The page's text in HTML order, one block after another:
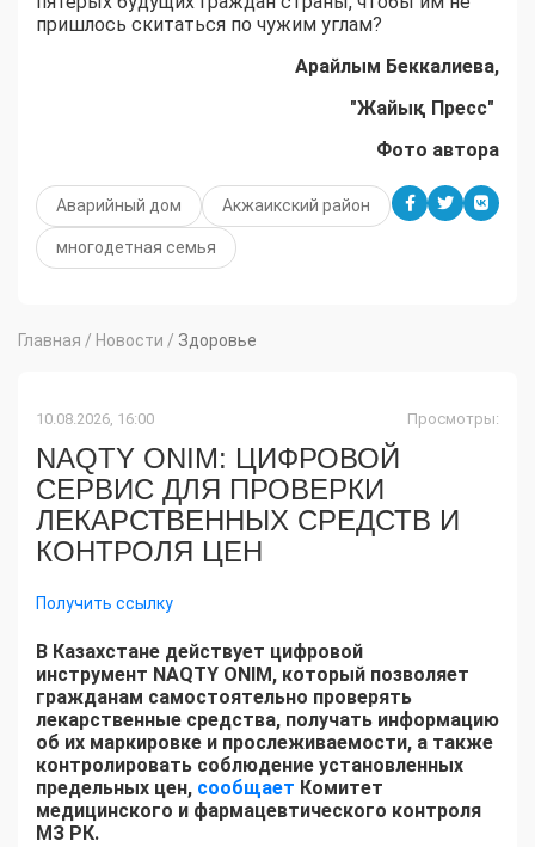
пришлось скитаться по чужим углам?
Арайлым Беккалиева,
"Жайық Пресс"
Фото автора
Аварийный дом Акжаикский район
многодетная семья
Главная / Новости / Здоровье
10.08.2026, 16:00 Просмотры:
NAQTY ONIM: ЦИФРОВОЙ
СЕРВИС ДЛЯ ПРОВЕРКИ
ЛЕКАРСТВЕННЫХ СРЕДСТВ И
КОНТРОЛЯ ЦЕН
Получить ссылку
В Казахстане действует цифровой
инструмент NAQTY ONIM, который позволяет
гражданам самостоятельно проверять
лекарственные средства, получать информацию
об их маркировке и прослеживаемости, а также
контролировать соблюдение установленных
предельных цен, сообщает Комитет
медицинского и фармацевтического контроля
МЗ РК.